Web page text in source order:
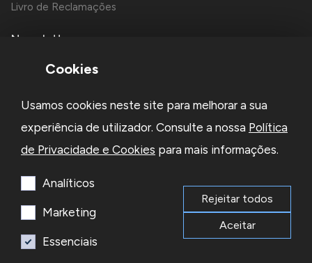
Livro de Reclamações
Newsletter
Li e aceito aPolítica de Privacidadee os Termos e Condições
Subscrever
Cookies
Usamos cookies neste site para melhorar a sua
experiência de utilizador. Consulte a nossa Política
de Privacidade e Cookies para mais informações.
Analíticos
Marketing
Essenciais
Rejeitar todos
Aceitar